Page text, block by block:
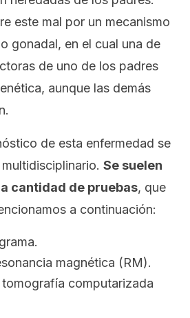
este mal por un mecanismo
gonadal, en el cual una de
de uno de los padres
aunque las demás
de esta enfermedad se
Se suelen
cantidad de pruebas, que
a continuación:
magnética (RM).
computarizada